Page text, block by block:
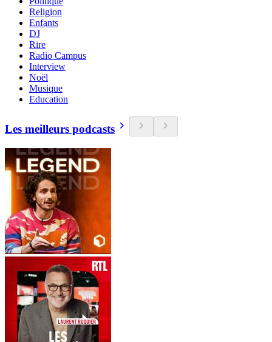
Religion
Enfants
DJ
Rire
Radio Campus
Interview
Noël
Musique
Education
Les meilleurs podcasts